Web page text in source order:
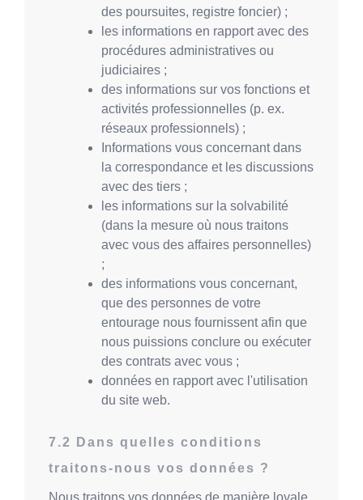
des poursuites, registre foncier) ;
les informations en rapport avec des
procédures administratives ou
judiciaires ;
des informations sur vos fonctions et
activités professionnelles (p. ex.
réseaux professionnels) ;
Informations vous concernant dans
la correspondance et les discussions
avec des tiers ;
les informations sur la solvabilité
(dans la mesure où nous traitons
avec vous des affaires personnelles)
;
des informations vous concernant,
que des personnes de votre
entourage nous fournissent afin que
nous puissions conclure ou exécuter
des contrats avec vous ;
données en rapport avec l'utilisation
du site web.
Dans quelles conditions
traitons-nous vos données ?
Nous traitons vos données de manière loyale